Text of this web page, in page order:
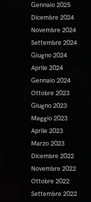
Gennaio 2025
Dicembre 2024
Novembre 2024
Settembre 2024
Giugno 2024
Aprile 2024
Gennaio 2024
Ottobre 2023
Giugno 2023
Maggio 2023
Aprile 2023
Marzo 2023
Dicembre 2022
Novembre 2022
Ottobre 2022
Settembre 2022